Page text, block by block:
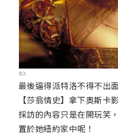
©X
最後逼得派特洛不得不出
【莎翁情史】拿下奧斯卡
採訪的內容只是在開玩笑
置於她紐約家中呢！